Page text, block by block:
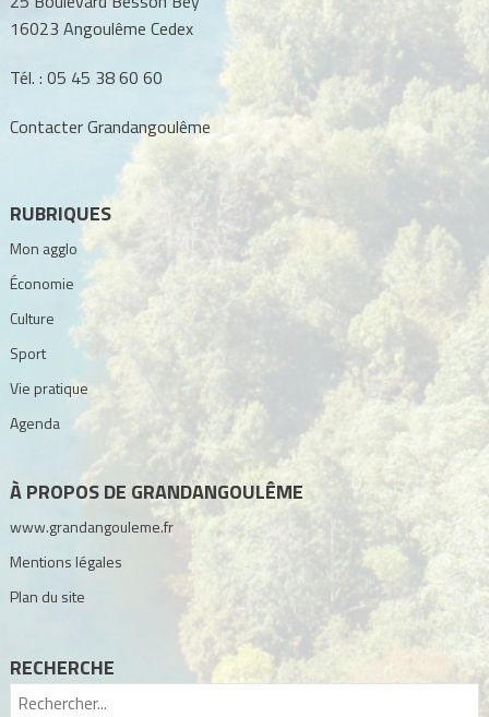
16023 Angoulême Cedex
Tél. : 05 45 38 60 60
Contacter Grandangoulême
RUBRIQUES
Mon agglo
Économie
Culture
Sport
Vie pratique
Agenda
À PROPOS DE GRANDANGOULÊME
www.grandangouleme.fr
Mentions légales
Plan du site
RECHERCHE